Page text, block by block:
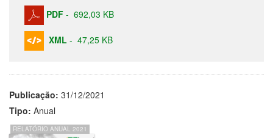
PDF - 692,03 KB
XML - 47,25 KB
Publicação: 31/12/2021
Tipo: Anual
RELATÓRIO ANUAL 2021